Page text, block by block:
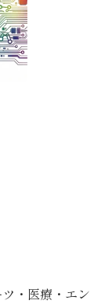
・医療・エン